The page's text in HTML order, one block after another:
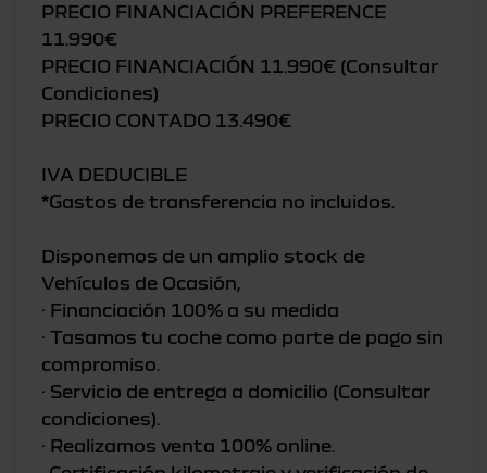
PRECIO FINANCIACIÓN PREFERENCE
11.990€
PRECIO FINANCIACIÓN 11.990€ (Consultar
Condiciones)
PRECIO CONTADO 13.490€
IVA DEDUCIBLE
*Gastos de transferencia no incluidos.
Disponemos de un amplio stock de
Vehículos de Ocasión,
· Financiación 100% a su medida
· Tasamos tu coche como parte de pago sin
compromiso.
· Servicio de entrega a domicilio (Consultar
condiciones).
· Realizamos venta 100% online.